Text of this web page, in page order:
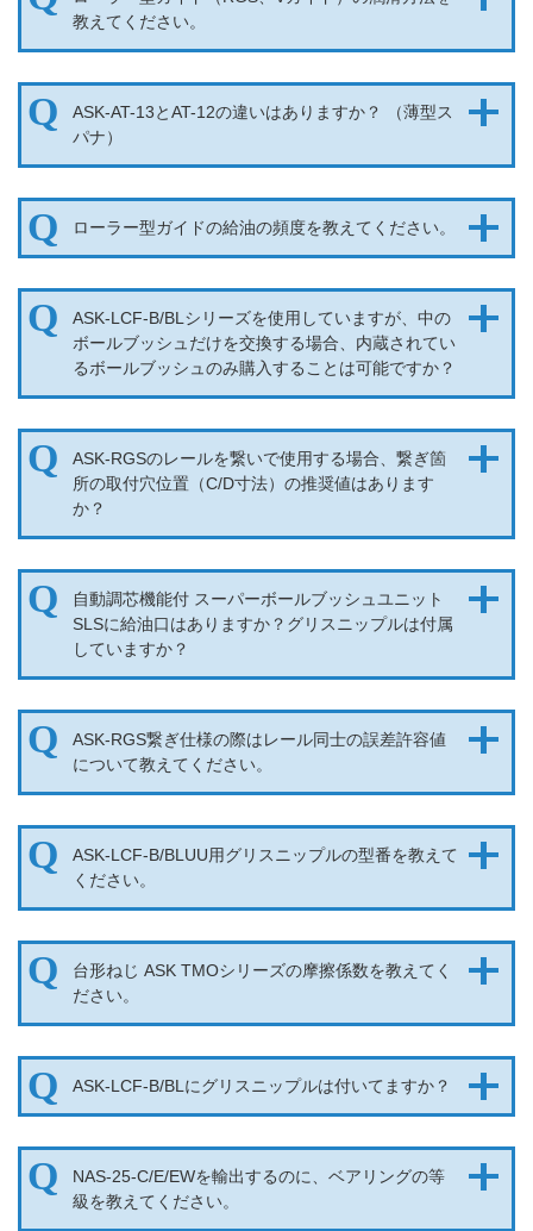
教えてください。
ASK-AT-13とAT-12の違いはありますか？ （薄型ス
パナ）
ローラー型ガイドの給油の頻度を教えてください。
ASK-LCF-B/BLシリーズを使用していますが、中の
ボールブッシュだけを交換する場合、内蔵されてい
るボールブッシュのみ購入することは可能ですか？
ASK-RGSのレールを繋いで使用する場合、繋ぎ箇
所の取付穴位置（C/D寸法）の推奨値はあります
か？
自動調芯機能付 スーパーボールブッシュユニット
SLSに給油口はありますか？グリスニップルは付属
していますか？
ASK-RGS繋ぎ仕様の際はレール同士の誤差許容値
について教えてください。
ASK-LCF-B/BLUU用グリスニップルの型番を教えて
ください。
台形ねじ ASK TMOシリーズの摩擦係数を教えてく
ださい。
ASK-LCF-B/BLにグリスニップルは付いてますか？
NAS-25-C/E/EWを輸出するのに、ベアリングの等
級を教えてください。